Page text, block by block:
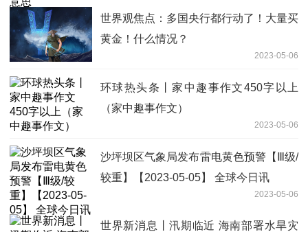
世界观焦点：多国央行都行动了！大量买
黄金！什么情况？
2023-05-06
环球热头条丨家中趣事作文450字以上
（家中趣事作文）
2023-05-06
沙坪坝区气象局发布雷电黄色预警【Ⅲ级/
较重】【2023-05-05】 全球今日讯
2023-05-06
世界新消息丨汛期临近 海南部署水旱灾